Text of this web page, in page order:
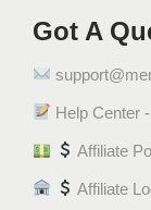
Got A
Help Center
Affiliate
Affiliate